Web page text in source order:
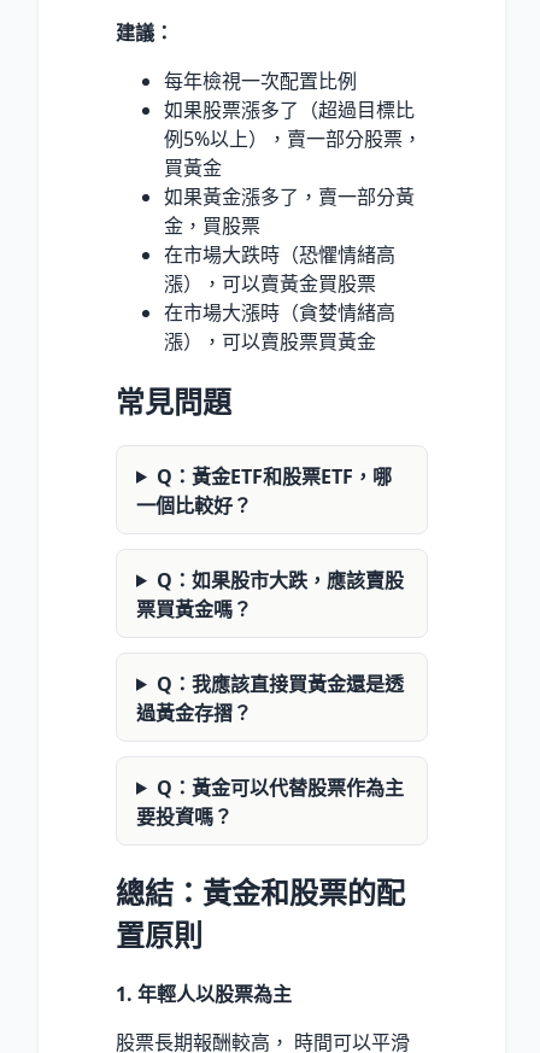
建議：
每年檢視一次配置比例
如果股票漲多了（超過目標比
例5%以上），賣一部分股票，
買黃金
如果黃金漲多了，賣一部分黃
金，買股票
在市場大跌時（恐懼情緒高
漲），可以賣黃金買股票
在市場大漲時（貪婪情緒高
漲），可以賣股票買黃金
常見問題
Q：黃金ETF和股票ETF，哪
一個比較好？
Q：如果股市大跌，應該賣股
票買黃金嗎？
Q：我應該直接買黃金還是透
過黃金存摺？
Q：黃金可以代替股票作為主
要投資嗎？
總結：黃金和股票的配
置原則
1. 年輕人以股票為主
股票長期報酬較高， 時間可以平滑